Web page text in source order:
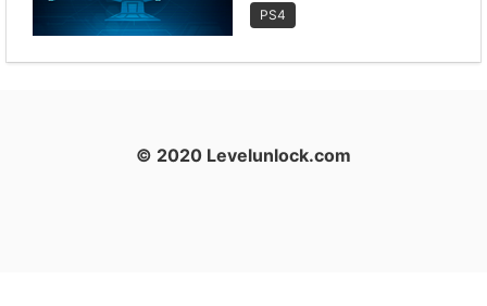
PS4
© 2020 Levelunlock.com